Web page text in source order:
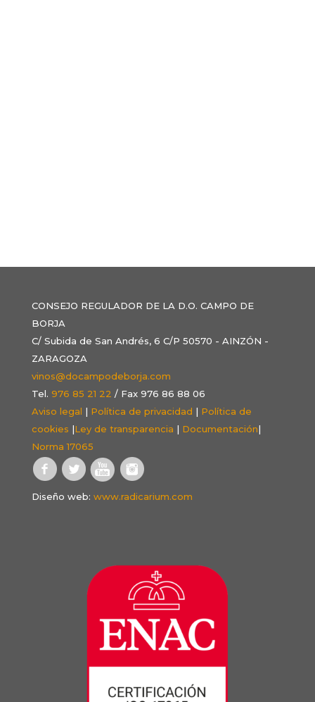
CONSEJO REGULADOR DE LA D.O. CAMPO DE
BORJA
C/ Subida de San Andrés, 6 C/P 50570 - AINZÓN -
ZARAGOZA
vinos@docampodeborja.com
Tel. 976 85 21 22 / Fax 976 86 88 06
Aviso legal | Política de privacidad | Política de
cookies |Ley de transparencia | Documentación|
Norma 17065
Diseño web: www.radicarium.com